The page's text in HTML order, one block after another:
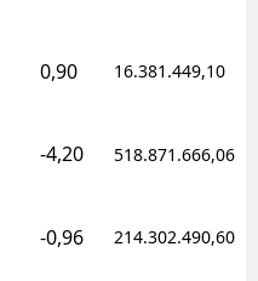
0,90 16.381.449,10
-4,20 518.871.666,06
-0,96 214.302.490,60